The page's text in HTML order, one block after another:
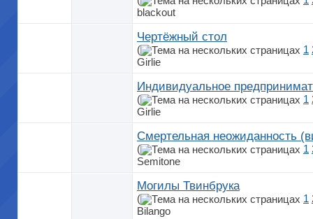
blackout
Чертёжный стол
( 1
Girlie
Индивидуальное
( 1
Girlie
Смертельная неожиданность
( 1
Semitone
Могилы Твинбрука
( 1
Bilango